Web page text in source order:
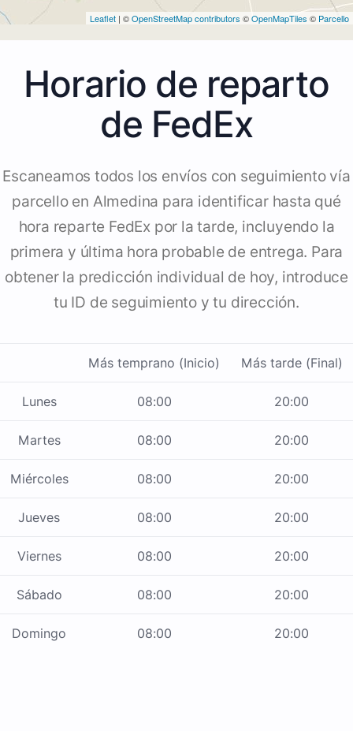
Leaflet | ©OpenStreetMap contributors ©OpenMapTiles © Parcello
Horario de reparto
de FedEx
Escaneamos todos los envíos con seguimiento vía
parcello en Almedina para identificar hasta qué
hora reparte FedEx por la tarde, incluyendo la
primera y última hora probable de entrega. Para
obtener la predicción individual de hoy, introduce
tu ID de seguimiento y tu dirección.
Más temprano (Inicio) Más tarde (Final)
Lunes 08:00 20:00
Martes 08:00 20:00
Miércoles 08:00 20:00
Jueves 08:00 20:00
Viernes 08:00 20:00
Sábado 08:00 20:00
Domingo 08:00 20:00